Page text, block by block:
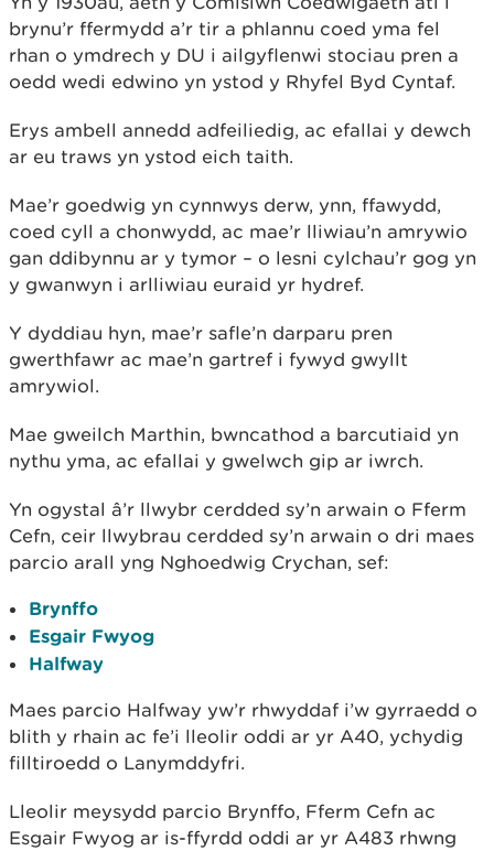
brynu’r ffermydd a’r tir a phlannu coed yma fel
rhan o ymdrech y DU i ailgyflenwi stociau pren a
oedd wedi edwino yn ystod y Rhyfel Byd Cyntaf.
Erys ambell annedd adfeiliedig, ac efallai y dewch
ar eu traws yn ystod eich taith.
Mae’r goedwig yn cynnwys derw, ynn, ffawydd,
coed cyll a chonwydd, ac mae’r lliwiau’n amrywio
gan ddibynnu ar y tymor – o lesni cylchau’r gog yn
y gwanwyn i arlliwiau euraid yr hydref.
Y dyddiau hyn, mae’r safle’n darparu pren
gwerthfawr ac mae’n gartref i fywyd gwyllt
amrywiol.
Mae gweilch Marthin, bwncathod a barcutiaid yn
nythu yma, ac efallai y gwelwch gip ar iwrch.
Yn ogystal â’r llwybr cerdded sy’n arwain o Fferm
Cefn, ceir llwybrau cerdded sy’n arwain o dri maes
parcio arall yng Nghoedwig Crychan, sef:
Brynffo
Esgair Fwyog
Halfway
Maes parcio Halfway yw’r rhwyddaf i’w gyrraedd o
blith y rhain ac fe’i lleolir oddi ar yr A40, ychydig
filltiroedd o Lanymddyfri.
Lleolir meysydd parcio Brynffo, Fferm Cefn ac
Esgair Fwyog ar is-ffyrdd oddi ar yr A483 rhwng